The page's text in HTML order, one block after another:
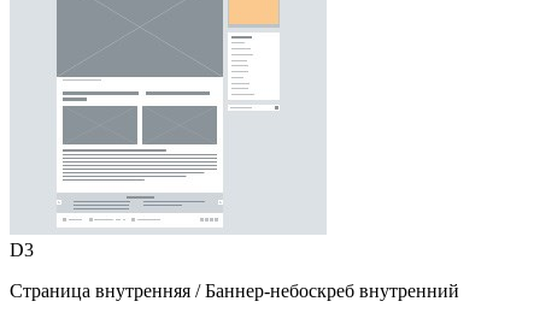
D3
Страница внутренняя / Баннер-небоскреб внутренний